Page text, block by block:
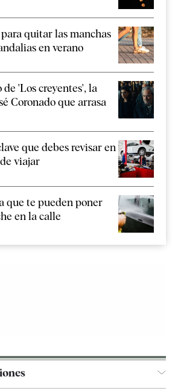
quitar las manchas
en verano
'Los creyentes', la
Coronado que arrasa
que debes revisar en
viajar
que te pueden poner
en la calle